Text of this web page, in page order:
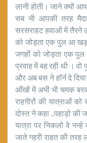
लानी होती। जाने क्यों
सब भी आपकी तरह
सरसराहट हवाओं में तैरने
को जोड़ता एक पुल आ
जगहों को जोड़ता एक
प्रवाह में बह रही थी ।
और अब बस ने हॉर्न दे
आँखों में अभी भी चमक
राहगीरों की यात्राओं
दोस्त ने कहा ..पहाड़ो की
यात्रा पर निकलो वे नन्हे
जाते गहरी राहत की